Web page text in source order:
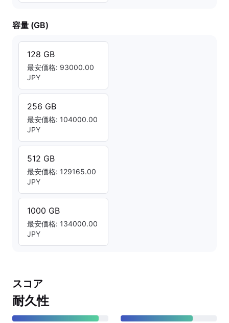
容量 (GB)
128 GB
最安価格: 93000.00
JPY
256 GB
最安価格: 104000.00
JPY
512 GB
最安価格: 129165.00
JPY
1000 GB
最安価格: 134000.00
JPY
スコア
耐久性